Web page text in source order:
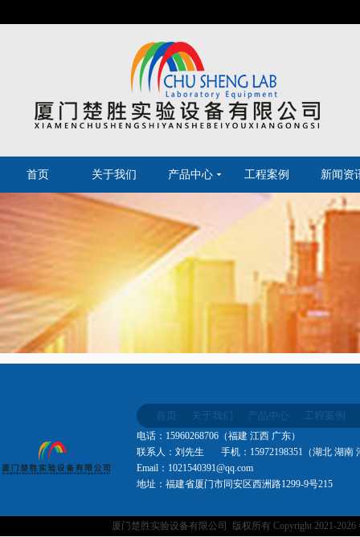
首页 关于我们 产品中心 工程案例 新闻资
首页 关于我们 产品中心 工程案例
电话：15960268706（福建 江西 广东）
联系人：刘先生 手机：15972198351（湖北 湖南
Email：1021540391@qq.com
地址：福建省厦门市同安区西洲路1299-9号215
厦门楚胜实验设备有限公司 版权所有 Copyright 2021-2026